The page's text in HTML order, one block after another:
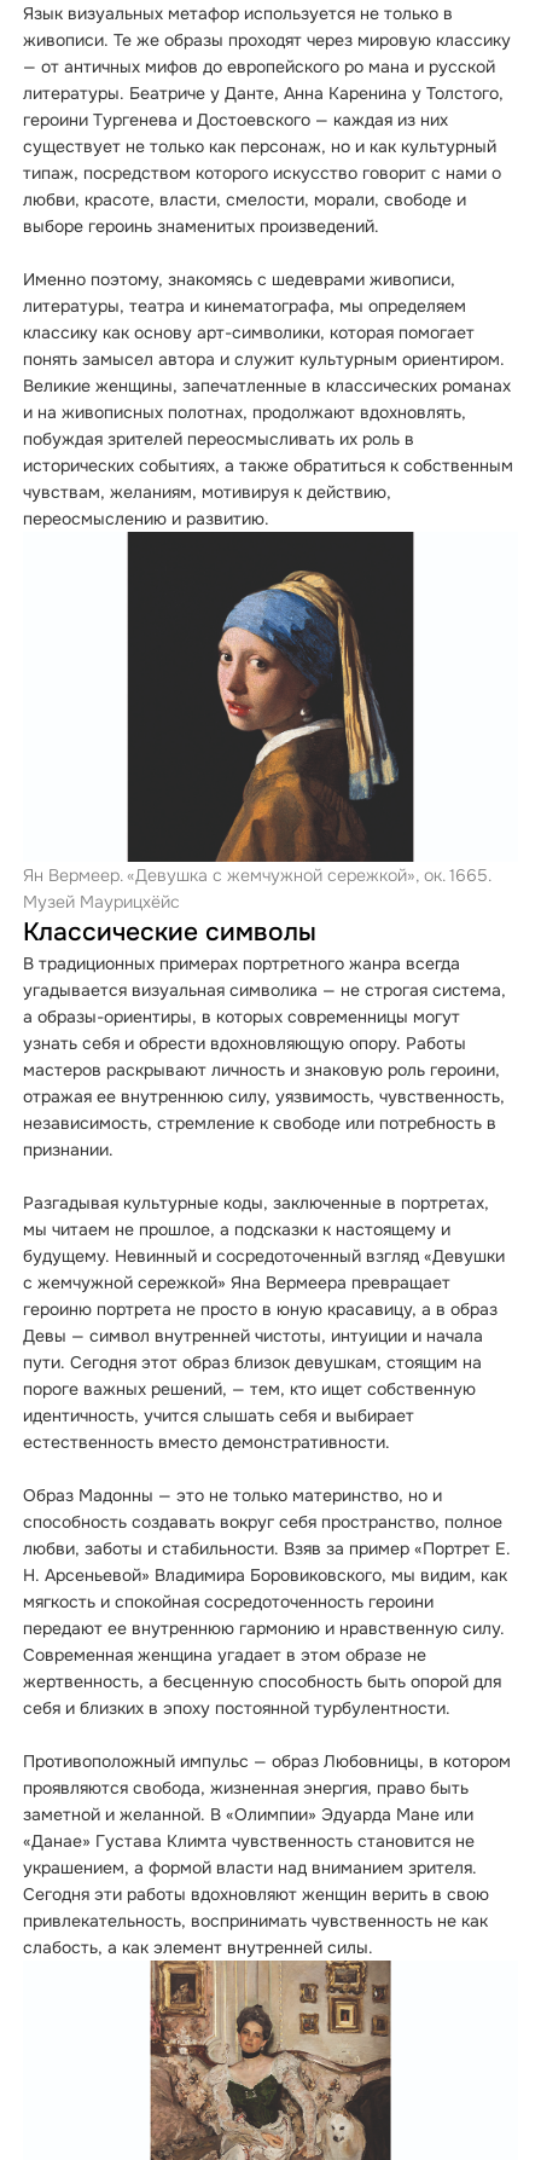
Язык визуальных метафор используется не только в
живописи. Те же образы проходят через мировую классику
— от античных мифов до европейского ро мана и русской
литературы. Беатриче у Данте, Анна Каренина у Толстого,
героини Тургенева и Достоевского — каждая из них
существует не только как персонаж, но и как культурный
типаж, посредством которого искусство говорит с нами о
любви, красоте, власти, смелости, морали, свободе и
выборе героинь знаменитых произведений.
Именно поэтому, знакомясь с шедеврами живописи,
литературы, театра и кинематографа, мы определяем
классику как основу арт-символики, которая помогает
понять замысел автора и служит культурным ориентиром.
Великие женщины, запечатленные в классических романах
и на живописных полотнах, продолжают вдохновлять,
побуждая зрителей переосмысливать их роль в
исторических событиях, а также обратиться к собственным
чувствам, желаниям, мотивируя к действию,
переосмыслению и развитию.
Ян Вермеер. «Девушка с жемчужной сережкой», ок. 1665.
Музей Маурицхёйс
Классические символы
В традиционных примерах портретного жанра всегда
угадывается визуальная символика — не строгая система,
а образы-ориентиры, в которых современницы могут
узнать себя и обрести вдохновляющую опору. Работы
мастеров раскрывают личность и знаковую роль героини,
отражая ее внутреннюю силу, уязвимость, чувственность,
независимость, стремление к свободе или потребность в
признании.
Разгадывая культурные коды, заключенные в портретах,
мы читаем не прошлое, а подсказки к настоящему и
будущему. Невинный и сосредоточенный взгляд «Девушки
с жемчужной сережкой» Яна Вермеера превращает
героиню портрета не просто в юную красавицу, а в образ
Девы — символ внутренней чистоты, интуиции и начала
пути. Сегодня этот образ близок девушкам, стоящим на
пороге важных решений, — тем, кто ищет собственную
идентичность, учится слышать себя и выбирает
естественность вместо демонстративности.
Образ Мадонны — это не только материнство, но и
способность создавать вокруг себя пространство, полное
любви, заботы и стабильности. Взяв за пример «Портрет Е.
Н. Арсеньевой» Владимира Боровиковского, мы видим, как
мягкость и спокойная сосредоточенность героини
передают ее внутреннюю гармонию и нравственную силу.
Современная женщина угадает в этом образе не
жертвенность, а бесценную способность быть опорой для
себя и близких в эпоху постоянной турбулентности.
Противоположный импульс — образ Любовницы, в котором
проявляются свобода, жизненная энергия, право быть
заметной и желанной. В «Олимпии» Эдуарда Мане или
«Данае» Густава Климта чувственность становится не
украшением, а формой власти над вниманием зрителя.
Сегодня эти работы вдохновляют женщин верить в свою
привлекательность, воспринимать чувственность не как
слабость, а как элемент внутренней силы.